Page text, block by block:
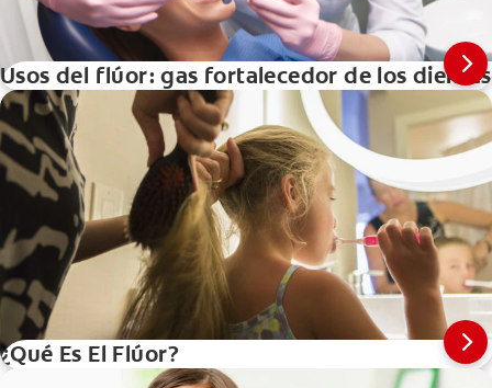
Usos del flúor: gas fortalecedor de los dientes
¿Qué Es El Flúor?